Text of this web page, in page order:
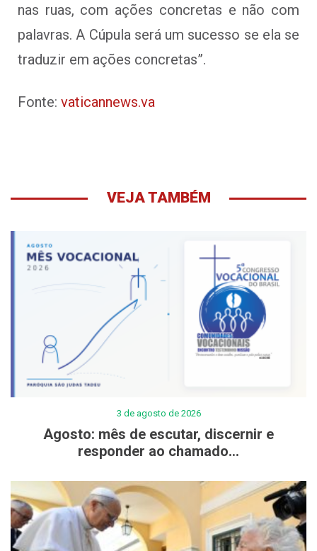
nas ruas, com ações concretas e não com
palavras. A Cúpula será um sucesso se ela se
traduzir em ações concretas”.
Fonte: vaticannews.va
VEJA TAMBÉM
3 de agosto de 2026
Agosto: mês de escutar, discernir e
responder ao chamado...